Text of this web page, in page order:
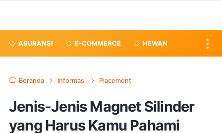
ASURANSI E-COMMERCE HEWAN
Beranda Informasi Placement
Jenis-Jenis Magnet Silinder
yang Harus Kamu Pahami